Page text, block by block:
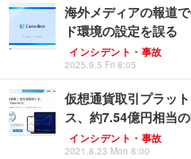
海外メディアの報道
ド環境の設定を誤る
インシデント・事故
2025.9.5 Fri 8:05
仮想通貨取引プラッ
ス、約7.54億円相当
インシデント・事故
2021.8.23 Mon 8:00